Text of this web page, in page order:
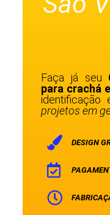
Faça já seu
para crachá
identificação
projetos em
DESIGN